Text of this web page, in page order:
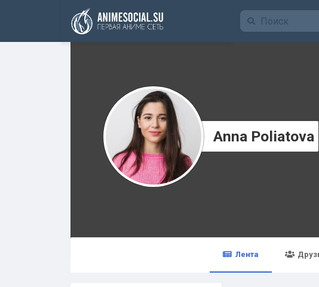
Funding
Anna Poliatova
Лента